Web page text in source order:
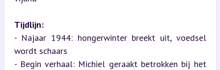
Tijdlijn:
- Najaar 1944: hongerwinter breekt uit, voedsel
wordt schaars
- Begin verhaal: Michiel geraakt betrokken bij het